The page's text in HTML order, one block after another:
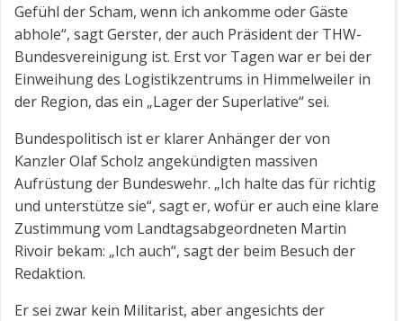
Gefühl der Scham, wenn ich ankomme oder Gäste
abhole“, sagt Gerster, der auch Präsident der THW-
Bundesvereinigung ist. Erst vor Tagen war er bei der
Einweihung des Logistikzentrums in Himmelweiler in
der Region, das ein „Lager der Superlative“ sei.
Bundespolitisch ist er klarer Anhänger der von
Kanzler Olaf Scholz angekündigten massiven
Aufrüstung der Bundeswehr. „Ich halte das für richtig
und unterstütze sie“, sagt er, wofür er auch eine klare
Zustimmung vom Landtagsabgeordneten Martin
Rivoir bekam: „Ich auch“, sagt der beim Besuch der
Redaktion.
Er sei zwar kein Militarist, aber angesichts der